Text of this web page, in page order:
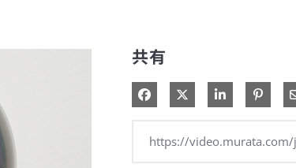
共有
Facebook で共有
Xで共有する
LinkedIn で